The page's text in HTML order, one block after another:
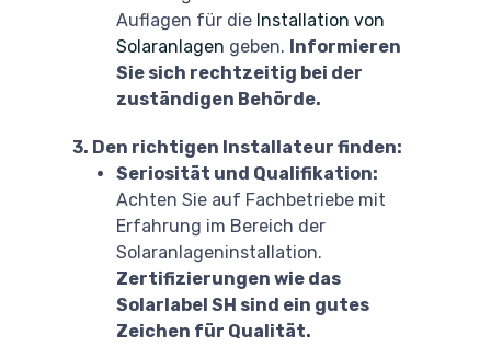
Auflagen für die Installation von
Solaranlagen geben. Informieren
Sie sich rechtzeitig bei der
zuständigen Behörde.
3. Den richtigen Installateur finden:
Seriosität und Qualifikation:
Achten Sie auf Fachbetriebe mit
Erfahrung im Bereich der
Solaranlageninstallation.
Zertifizierungen wie das
Solarlabel SH sind ein gutes
Zeichen für Qualität.